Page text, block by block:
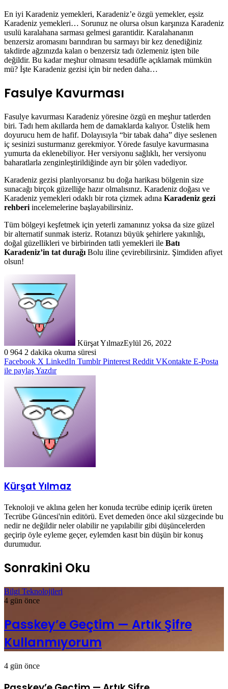
En iyi Karadeniz yemekleri, Karadeniz’e özgü yemekler, eşsiz
Karadeniz yemekleri… Sorunuz ne olursa olsun karşınıza Karadeniz
usulü karalahana sarması gelmesi garantidir. Karalahananın
benzersiz aromasını barındıran bu sarmayı bir kez denediğiniz
takdirde ağzınızda kalan o benzersiz tadı özlemeniz işten bile
değildir. Bu kadar meşhur olmasını tesadüfle açıklamak mümkün
mü? İşte Karadeniz gezisi için bir neden daha…
Fasulye Kavurması
Fasulye kavurması Karadeniz yöresine özgü en meşhur tatlerden
biri. Tadı hem akıllarda hem de damaklarda kalıyor. Üstelik hem
doyurucu hem de hafif. Dolayısıyla “bir tabak daha” diye seslenen
iç sesinizi susturmanız gerekmiyor. Yörede fasulye kavurmasına
yumurta da eklenebiliyor. Her versiyonu sağlıklı, her versiyonu
baharatlarla zenginleştirildiğinde ayrı bir şölen vadediyor.
Karadeniz gezisi planlıyorsanız bu doğa harikası bölgenin size
sunacağı birçok güzelliğe hazır olmalısınız. Karadeniz doğası ve
Karadeniz yemekleri odaklı bir rota çizmek adına Karadeniz gezi
rehberi incelemelerine başlayabilirsiniz.
Tüm bölgeyi keşfetmek için yeterli zamanınız yoksa da size güzel
bir alternatif sunmak isteriz. Rotanızı büyük şehirlere yakınlığı,
doğal güzellikleri ve birbirinden tatli yemekleri ile Batı
Karadeniz’in tat durağı Bolu iline çevirebilirsiniz. Şimdiden afiyet
olsun!
Kürşat YılmazEylül 26, 2022
0 964 2 dakika okuma süresi
Facebook X LinkedIn Tumblr Pinterest Reddit VKontakte E-Posta
ile paylaşYazdır
Kürşat Yılmaz
Teknoloji ve aklına gelen her konuda tecrübe edinip içerik üreten
Tecrübe Güncesi'nin editörü. Evet demeden önce akıl süzgecinde bu
nedir ne değildir neler olabilir ne yapılabilir gibi düşüncelerden
geçirip öyle eyleme geçer, eylemden kasıt bin düşün bir konuş
durumudur.
Sonrakini Oku
Bilgi Teknolojileri
4 gün önce
Passkey’e Geçtim — Artık Şifre
Kullanmıyorum
4 gün önce